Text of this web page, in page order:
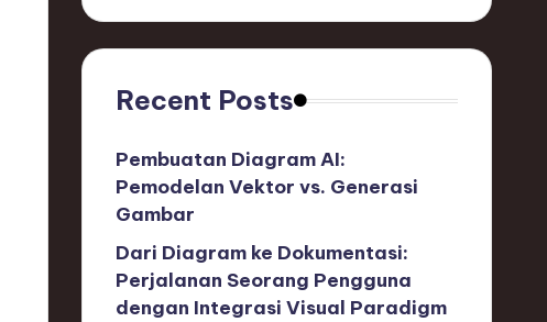
Recent Posts
Pembuatan Diagram AI:
Pemodelan Vektor vs. Generasi
Gambar
Dari Diagram ke Dokumentasi:
Perjalanan Seorang Pengguna
dengan Integrasi Visual Paradigm